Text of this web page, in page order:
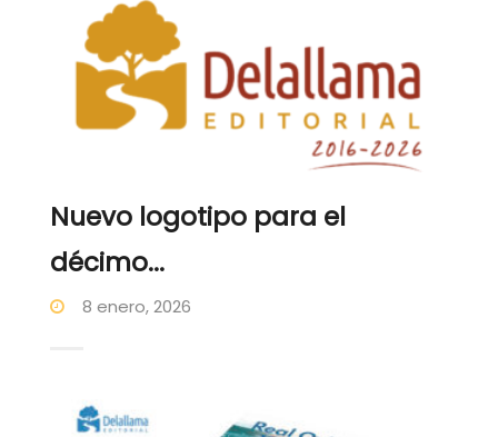
Nuevo logotipo para el
décimo...
8 enero, 2026